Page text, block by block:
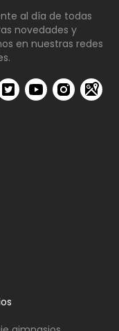
al día de todas
novedades y
en nuestras redes